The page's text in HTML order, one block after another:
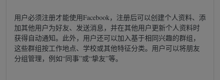
用户必须注册才能使用Facebook，注册后可以创建个人资料、添
加其他用户为好友、发送消息，并在其他用户更新个人资料时
获得自动通知。此外，用户还可以加入基于相同兴趣的群组，
这些群组按工作地点、学校或其他特征分类。用户可以将朋友
分组管理，例如“同事”或“挚友”等。